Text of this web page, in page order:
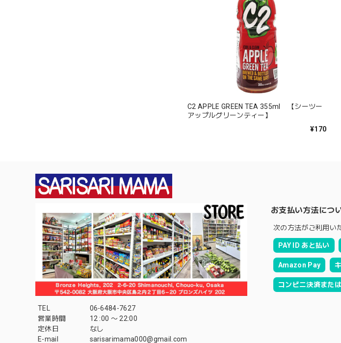
C2 APPLE GREEN TEA 355ml 【シーツー
アップルグリーンティー】
¥170
TEL
06-6484-7627
営業時間
12 :00 〜 22:00
定休日
なし
E-mail
sarisarimama000@gmail.com
お支払い方法につ
次の方法がご利用い
PAY ID あと払い
Amazon Pay
コンビニ決済また